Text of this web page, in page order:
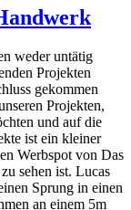
weder untätig
Projekten
gekommen
Projekten,
und auf die
ist ein kleiner
Werbspot von Das
sehen ist. Lucas
Sprung in einen
an einem 5m